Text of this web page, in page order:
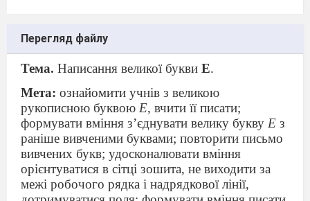
Перегляд файлу
Тема. Написання великої букви Е.
Мета: ознайомити учнів з великою
рукописною буквою Е, вчити її писати;
формувати вміння з’єднувати велику букву Е з
раніше вивченими буквами; повторити письмо
вивчених букв; удосконалювати вміння
орієнтуватися в сітці зошита, не виходити за
межі робочого рядка і надрядкової лінії,